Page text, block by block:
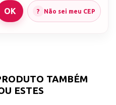
no mercado.
AS VENDAS.
Não sei meu CEP
TAMBÉM
ESTES